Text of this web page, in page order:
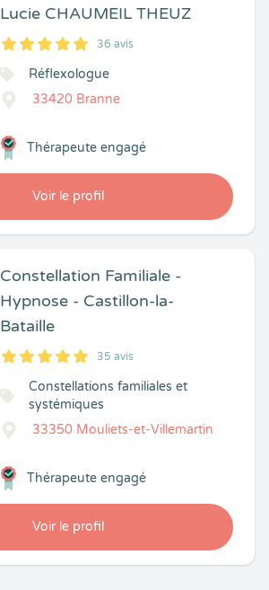
Lucie CHAUMEIL THEUZ
5
1
5
36 36 avis
Réflexologue
33420 Branne
Voir le profil
Thérapeute engagé
Constellation Familiale -
Hypnose - Castillon-la-
Bataille
5
1
5
35 35 avis
Constellations familiales et
systémiques
33350 Mouliets-et-Villemartin
Voir le profil
Thérapeute engagé